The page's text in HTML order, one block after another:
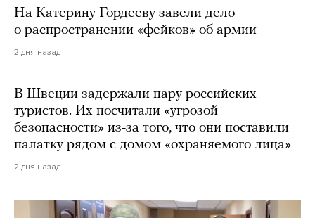
На Катерину Гордееву завели дело
о распространении «фейков» об армии
2 дня назад
В Швеции задержали пару российских
туристов. Их посчитали «угрозой
безопасности» из-за того, что они поставили
палатку рядом с домом «охраняемого лица»
2 дня назад